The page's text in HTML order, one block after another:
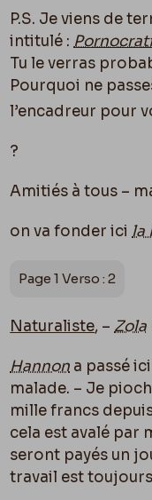
P.S. Je viens de
intitulé :
Tu le verras
Pourquoi ne
l’encadreur pour
?
Amitiés à tous –
on va fonder ici la
Page 1 Verso : 2
Naturaliste, – Zola
Hannon a passé
malade. – Je
mille francs
cela est avalé par
seront payés un
travail est